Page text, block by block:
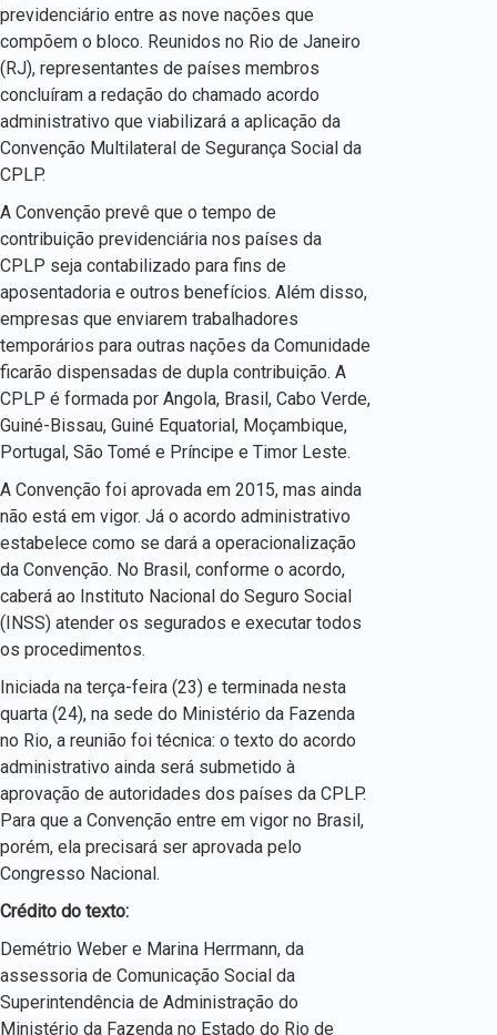
previdenciário entre as nove nações que
compõem o bloco. Reunidos no Rio de Janeiro
(RJ), representantes de países membros
concluíram a redação do chamado acordo
administrativo que viabilizará a aplicação da
Convenção Multilateral de Segurança Social da
CPLP.
A Convenção prevê que o tempo de
contribuição previdenciária nos países da
CPLP seja contabilizado para fins de
aposentadoria e outros benefícios. Além disso,
empresas que enviarem trabalhadores
temporários para outras nações da Comunidade
ficarão dispensadas de dupla contribuição. A
CPLP é formada por Angola, Brasil, Cabo Verde,
Guiné-Bissau, Guiné Equatorial, Moçambique,
Portugal, São Tomé e Príncipe e Timor Leste.
A Convenção foi aprovada em 2015, mas ainda
não está em vigor. Já o acordo administrativo
estabelece como se dará a operacionalização
da Convenção. No Brasil, conforme o acordo,
caberá ao Instituto Nacional do Seguro Social
(INSS) atender os segurados e executar todos
os procedimentos.
Iniciada na terça-feira (23) e terminada nesta
quarta (24), na sede do Ministério da Fazenda
no Rio, a reunião foi técnica: o texto do acordo
administrativo ainda será submetido à
aprovação de autoridades dos países da CPLP.
Para que a Convenção entre em vigor no Brasil,
porém, ela precisará ser aprovada pelo
Congresso Nacional.
Crédito do texto:
Demétrio Weber e Marina Herrmann, da
assessoria de Comunicação Social da
Superintendência de Administração do
Ministério da Fazenda no Estado do Rio de